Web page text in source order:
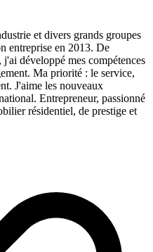
et divers grands groupes
entreprise en 2013. De
développé mes compétences
Ma priorité : le service,
J'aime les nouveaux
Entrepreneur, passionné
résidentiel, de prestige et